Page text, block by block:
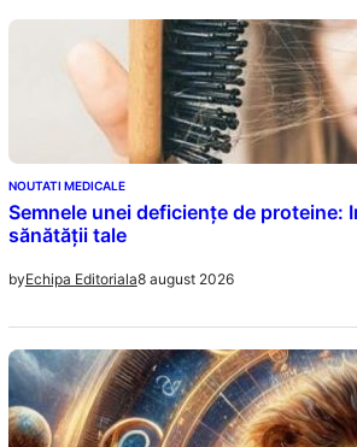
NOUTATI MEDICALE
Semnele unei deficiențe de proteine:
sănătății tale
byEchipa Editoriala8 august 2026